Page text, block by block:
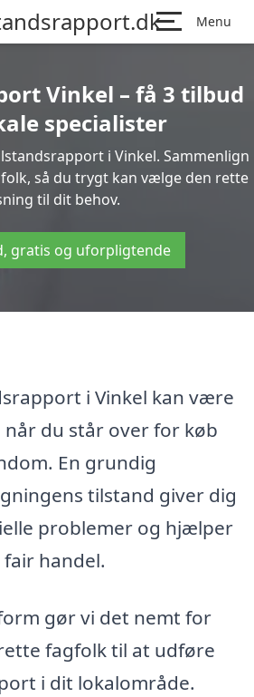
Menu
Vinkel – få 3 tilbud
specialister
i Vinkel. Sammenlign
så du trygt kan vælge den rette
til dit behov.
gratis og uforpligtende
i Vinkel kan være
du står over for køb
En grundig
tilstand giver dig
problemer og hjælper
handel.
gør vi det nemt for
fagfolk til at udføre
i dit lokalområde.